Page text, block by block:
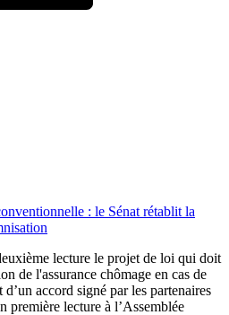
: le Sénat rétablit la
lecture le projet de loi qui doit
de l'assurance chômage en cas de
accord signé par les partenaires
première lecture à l’Assemblée